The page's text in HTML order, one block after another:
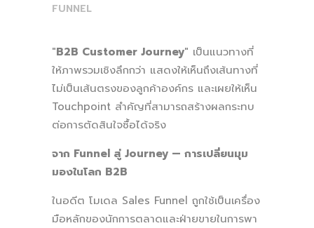
FUNNEL
"B2B Customer Journey" เป็นแนวทางที่
ให้ภาพรวมเชิงลึกกว่า แสดงให้เห็นถึงเส้นทางที่
ไม่เป็นเส้นตรงของลูกค้าองค์กร และเผยให้เห็น
Touchpoint สำคัญที่สามารถสร้างผลกระทบ
ต่อการตัดสินใจซื้อได้จริง
จาก Funnel สู่ Journey — การเปลี่ยนมุม
มองในโลก B2B
ในอดีต โมเดล Sales Funnel ถูกใช้เป็นเครื่อง
มือหลักของนักการตลาดและฝ่ายขายในการพา